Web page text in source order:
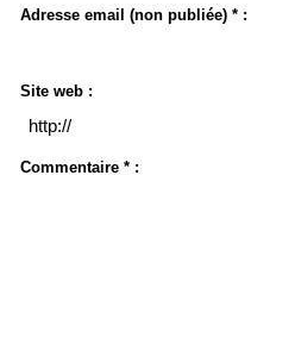
Adresse email (non publiée) * :
Site web :
Commentaire * :